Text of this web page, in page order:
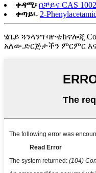
ቀዳሚ፡ በቻይና CAS
ቀጣይ፡- 2-
ሄቤይ ጓንላንግ ባዮቴክኖሎጂ
አለው.ድርጅታችን ምርምር እና